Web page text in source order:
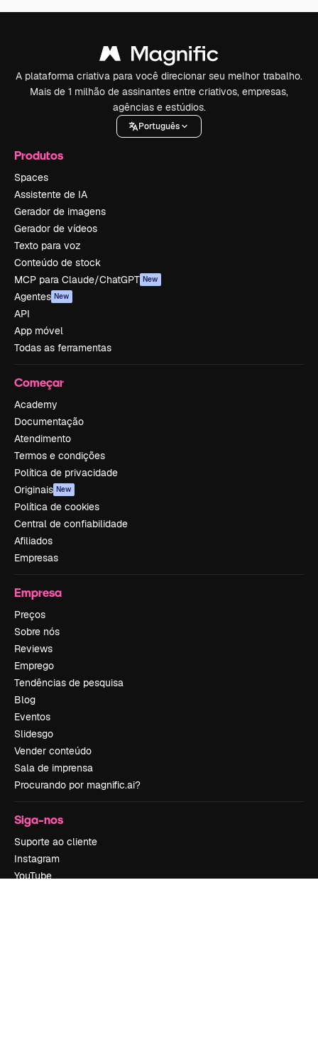
A plataforma criativa para você direcionar seu melhor trabalho.
Mais de 1 milhão de assinantes entre criativos, empresas,
agências e estúdios.
Português
Produtos
Spaces
Assistente de IA
Gerador de imagens
Gerador de vídeos
Texto para voz
Conteúdo de stock
MCP para Claude/ChatGPT New
Agentes New
API
App móvel
Todas as ferramentas
Começar
Academy
Documentação
Atendimento
Termos e condições
Política de privacidade
Originais New
Política de cookies
Central de confiabilidade
Afiliados
Empresas
Empresa
Preços
Sobre nós
Reviews
Emprego
Tendências de pesquisa
Blog
Eventos
Slidesgo
Vender conteúdo
Sala de imprensa
Procurando por magnific.ai?
Siga-nos
Suporte ao cliente
Instagram
YouTube